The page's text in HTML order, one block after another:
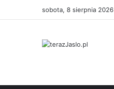
sobota, 8 sierpnia 2026